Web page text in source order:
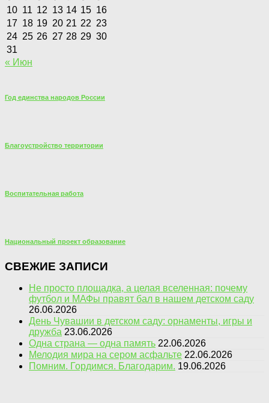
10 11 12 13 14 15 16
17 18 19 20 21 22 23
24 25 26 27 28 29 30
31
« Июн
Год единства народов России
Благоустройство территории
Воспитательная работа
Национальный проект образование
СВЕЖИЕ ЗАПИСИ
Не просто площадка, а целая вселенная: почему
футбол и МАФы правят бал в нашем детском саду
26.06.2026
День Чувашии в детском саду: орнаменты, игры и
дружба 23.06.2026
Одна страна — одна память 22.06.2026
Мелодия мира на сером асфальте 22.06.2026
Помним. Гордимся. Благодарим. 19.06.2026